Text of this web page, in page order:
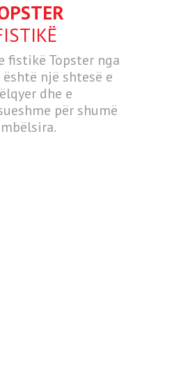
fistikë Topster nga
një shtesë e
dhe e
për shumë